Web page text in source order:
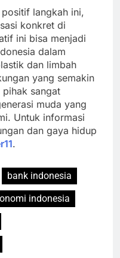
langkah ini,
konkret di
ini bisa menjadi
dalam
dan limbah
yang semakin
pihak sangat
muda yang
Untuk informasi
dan gaya hidup
.
bank indonesia
indonesia